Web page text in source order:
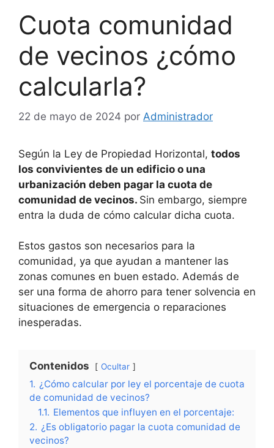
Cuota comunidad
de vecinos ¿cómo
calcularla?
22 de mayo de 2024 por Administrador
Según la Ley de Propiedad Horizontal, todos
los convivientes de un edificio o una
urbanización deben pagar la cuota de
comunidad de vecinos. Sin embargo, siempre
entra la duda de cómo calcular dicha cuota.
Estos gastos son necesarios para la
comunidad, ya que ayudan a mantener las
zonas comunes en buen estado. Además de
ser una forma de ahorro para tener solvencia en
situaciones de emergencia o reparaciones
inesperadas.
Contenidos Ocultar
1. ¿Cómo calcular por ley el porcentaje de cuota
de comunidad de vecinos?
1.1. Elementos que influyen en el porcentaje:
2. ¿Es obligatorio pagar la cuota comunidad de
vecinos?